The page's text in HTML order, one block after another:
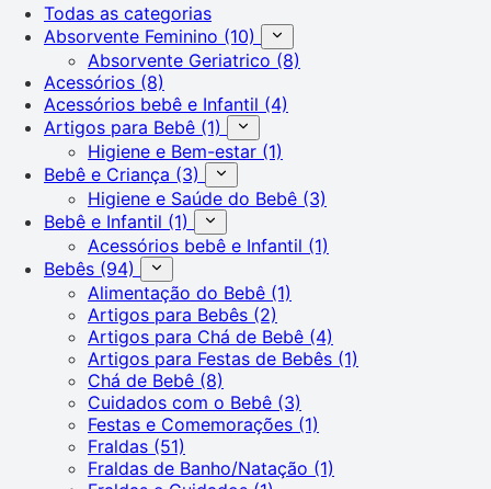
Todas as categorias
Absorvente Feminino (10)
Absorvente Geriatrico (8)
Acessórios (8)
Acessórios bebê e Infantil (4)
Artigos para Bebê (1)
Higiene e Bem-estar (1)
Bebê e Criança (3)
Higiene e Saúde do Bebê (3)
Bebê e Infantil (1)
Acessórios bebê e Infantil (1)
Bebês (94)
Alimentação do Bebê (1)
Artigos para Bebês (2)
Artigos para Chá de Bebê (4)
Artigos para Festas de Bebês (1)
Chá de Bebê (8)
Cuidados com o Bebê (3)
Festas e Comemorações (1)
Fraldas (51)
Fraldas de Banho/Natação (1)